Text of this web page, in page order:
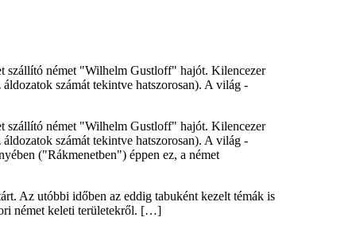
szállító német "Wilhelm Gustloff" hajót. Kilencezer
számát tekintve hatszorosan). A világ -
szállító német "Wilhelm Gustloff" hajót. Kilencezer
számát tekintve hatszorosan). A világ -
("Rákmenetben") éppen ez, a német
Az utóbbi időben az eddig tabuként kezelt témák is
német keleti területekről. […]